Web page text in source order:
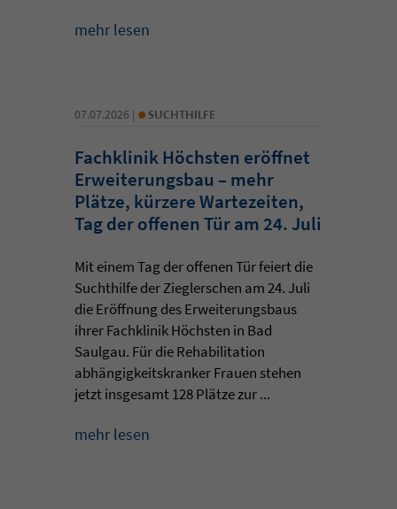
mehr lesen
07.07.2026 | • SUCHTHILFE
Fachklinik Höchsten eröffnet
Erweiterungsbau – mehr
Plätze, kürzere Wartezeiten,
Tag der offenen Tür am 24. Juli
Mit einem Tag der offenen Tür feiert die
Suchthilfe der Zieglerschen am 24. Juli
die Eröffnung des Erweiterungsbaus
ihrer Fachklinik Höchsten in Bad
Saulgau. Für die Rehabilitation
abhängigkeitskranker Frauen stehen
jetzt insgesamt 128 Plätze zur ...
mehr lesen